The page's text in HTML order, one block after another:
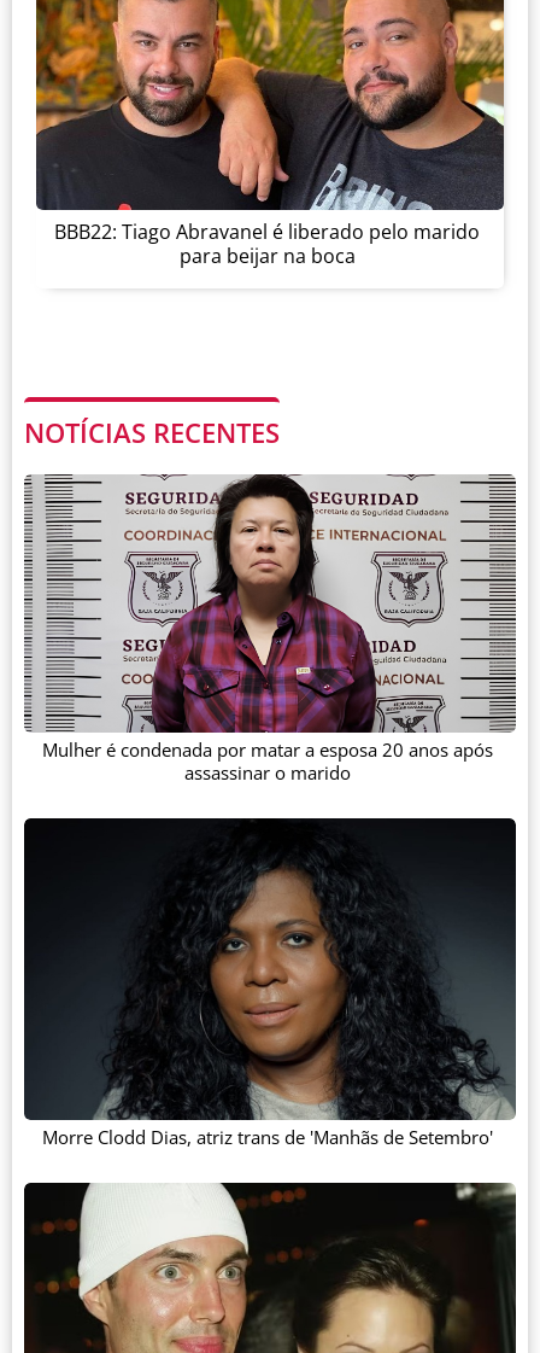
BBB22: Tiago Abravanel é liberado pelo marido
para beijar na boca
NOTÍCIAS RECENTES
Mulher é condenada por matar a esposa 20 anos após
assassinar o marido
Morre Clodd Dias, atriz trans de 'Manhãs de Setembro'